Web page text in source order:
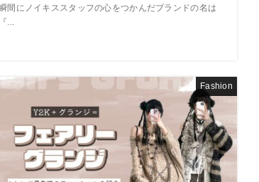
間にノイキススタッフの心をつかんだブランドの名は
『...
Fashion